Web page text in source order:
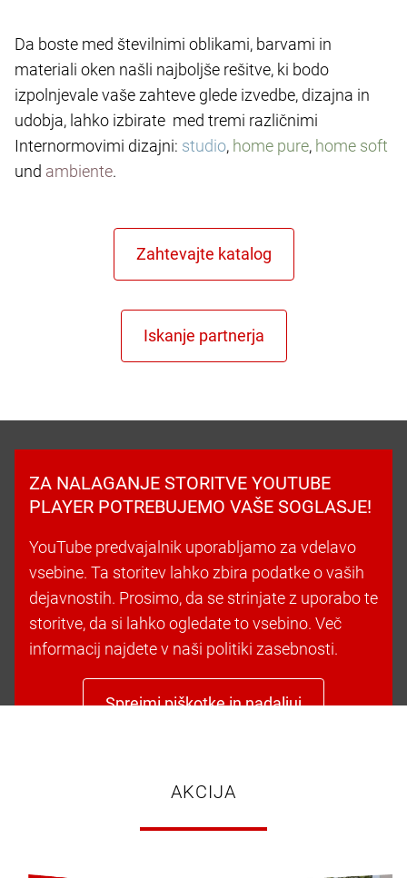
Da boste med številnimi oblikami, barvami in
materiali oken našli najboljše rešitve, ki bodo
izpolnjevale vaše zahteve glede izvedbe, dizajna in
udobja, lahko izbirate med tremi različnimi
Internormovimi dizajni: studio, home pure, home soft
und ambiente.
ZA NALAGANJE STORITVE YOUTUBE
PLAYER POTREBUJEMO VAŠE SOGLASJE!
YouTube predvajalnik uporabljamo za vdelavo
vsebine. Ta storitev lahko zbira podatke o vaših
dejavnostih. Prosimo, da se strinjate z uporabo te
storitve, da si lahko ogledate to vsebino. Več
informacij najdete v naši politiki zasebnosti.
Sprejmi piškotke in nadaljuj
AKCIJA